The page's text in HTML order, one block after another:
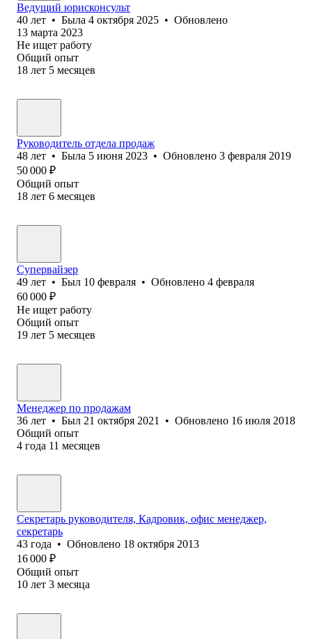
Ведущий юрисконсульт
40 лет • Была 4 октября 2025 • Обновлено
13 марта 2023
Не ищет работу
Общий опыт
18 лет 5 месяцев
Руководитель отдела продаж
48 лет • Была 5 июня 2023 • Обновлено 3 февраля 2019
50 000 ₽
Общий опыт
18 лет 6 месяцев
Супервайзер
49 лет • Был 10 февраля • Обновлено 4 февраля
60 000 ₽
Не ищет работу
Общий опыт
19 лет 5 месяцев
Менеджер по продажам
36 лет • Был 21 октября 2021 • Обновлено 16 июля 2018
Общий опыт
4 года 11 месяцев
Секретарь руководителя, Кадровик, офис менеджер,
секретарь
43 года • Обновлено 18 октября 2013
16 000 ₽
Общий опыт
10 лет 3 месяца